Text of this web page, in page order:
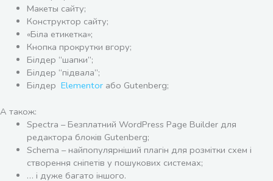
Макеты сайту;
Конструктор сайту;
«Біла етикетка»;
Кнопка прокрутки вгору;
Білдер “шапки”;
Білдер “підвала”;
Білдер Elementorабо Gutenberg;
А також:
Spectra – Безплатний WordPress Page Builder для
редактора блоків Gutenberg;
Schema – найпопулярніший плагін для розмітки схем і
створення сніпетів у пошукових системах;
… і дуже багато іншого.